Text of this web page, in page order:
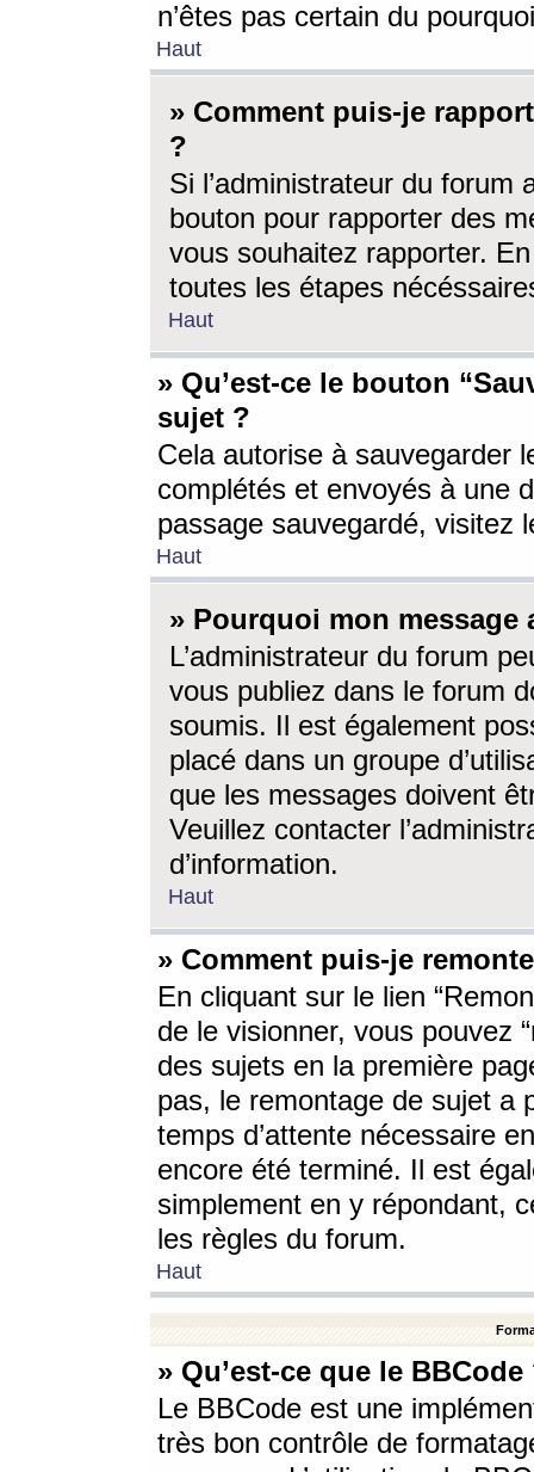
n’êtes pas certain du
Haut
» Comment puis-je
?
Si l’administrateur du forum
bouton pour rapporter des
vous souhaitez rapporter.
toutes les étapes
Haut
» Qu’est-ce le bouton
sujet ?
Cela autorise à sauvegarder
complétés et envoyés à une
passage sauvegardé, visitez
Haut
» Pourquoi mon message
L’administrateur du forum
vous publiez dans le forum
soumis. Il est également
placé dans un groupe
que les messages doivent
Veuillez contacter
d’information.
Haut
» Comment puis-je
En cliquant sur le lien
de le visionner, vous pouvez
des sujets en la première
pas, le remontage de sujet a
temps d’attente nécessaire
encore été terminé. Il est
simplement en y répondant,
les règles du forum.
Haut
» Qu’est-ce que le BBCode
Le BBCode est une
très bon contrôle de